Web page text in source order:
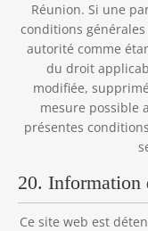
Réunion. Si une
conditions
autorité comme
du droit
modifiée,
mesure possible
présentes
20. Information
Ce site web est